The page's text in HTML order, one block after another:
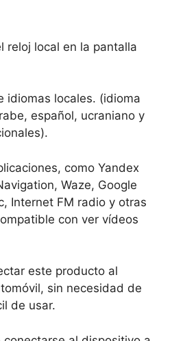
reloj local en la pantalla
idiomas locales. (idioma
español, ucraniano y
como Yandex
Waze, Google
Internet FM radio y otras
con ver vídeos
este producto al
sin necesidad de
de usar.